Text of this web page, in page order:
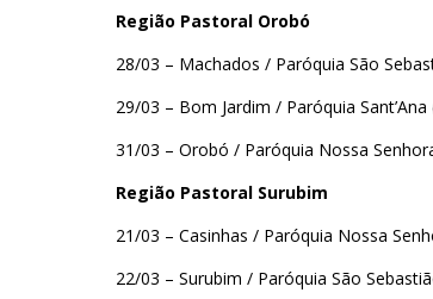
Região Pastoral Orobó
28/03 – Machados / Paróquia São
29/03 – Bom Jardim / Paróquia
31/03 – Orobó / Paróquia Nossa
Região Pastoral Surubim
21/03 – Casinhas / Paróquia Nossa
22/03 – Surubim / Paróquia São